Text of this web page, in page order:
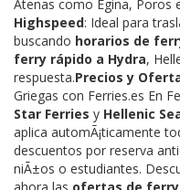
Atenas como Egina, Poros
Highspeed: Ideal para
buscando horarios de
ferry rápido a Hydra,
respuesta.Precios y
Griegas con Ferries.es En
Star Ferries y Hellenic
aplica automÃ¡ticamente
descuentos por reserva
niÃ±os o estudiantes.